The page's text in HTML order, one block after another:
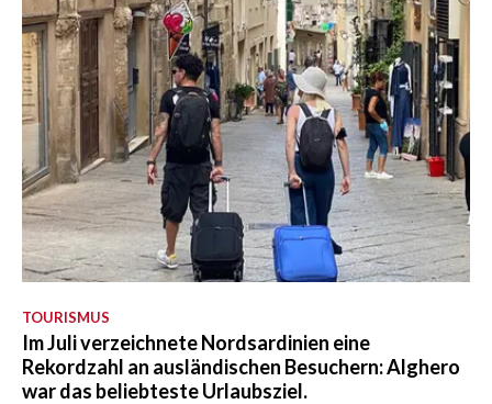
TOURISMUS
Im Juli verzeichnete Nordsardinien eine
Rekordzahl an ausländischen Besuchern: Alghero
war das beliebteste Urlaubsziel.